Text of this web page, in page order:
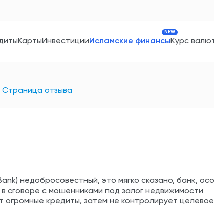
КартыИнвестицииИсламские финансы
NEW
Курс
Страница отзыва
недобросовестный, это мягко сказано, банк,
сговоре с мошенниками под залог недвижимости
огромные кредиты, затем не контролирует